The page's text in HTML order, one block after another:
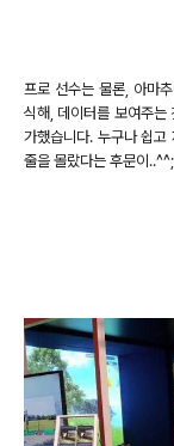
프로 선수는 물론, 아마
식해, 데이터를 보여주는
가했습니다. 누구나 쉽고
줄을 몰랐다는 후문이..^^;